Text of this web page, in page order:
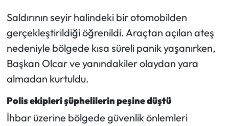
Saldırının seyir halindeki bir otomobilden
gerçekleştirildiği öğrenildi. Araçtan açılan ateş
nedeniyle bölgede kısa süreli panik yaşanırken,
Başkan Olcar ve yanındakiler olaydan yara
almadan kurtuldu.
Polis ekipleri şüphelilerin peşine düştü
İhbar üzerine bölgede güvenlik önlemleri
Resmi İlan
Resmi Reklam
Sağlık
Siyaset